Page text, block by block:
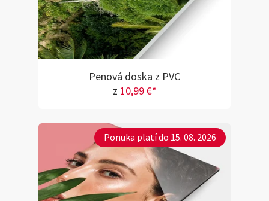
Penová doska z PVC
z 10,99 €*
Ponuka platí do 15. 08. 2026